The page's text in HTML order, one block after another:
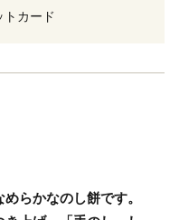
トカード
らかなのし餅です。